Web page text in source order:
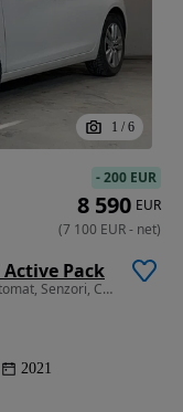
1 / 6
Active Pack
1499 cm3 • 130 CP • GARANTIE 2 ANI, Pilot automat, Senzori, Clima
2021
-200 EUR
8 590 EUR
(7 100 EUR- net)